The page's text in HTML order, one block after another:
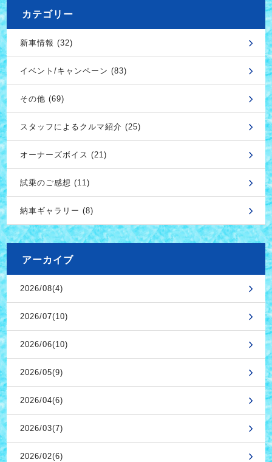
カテゴリー
新車情報 (32)
イベント/キャンペーン (83)
その他 (69)
スタッフによるクルマ紹介 (25)
オーナーズボイス (21)
試乗のご感想 (11)
納車ギャラリー (8)
アーカイブ
2026/08(4)
2026/07(10)
2026/06(10)
2026/05(9)
2026/04(6)
2026/03(7)
2026/02(6)